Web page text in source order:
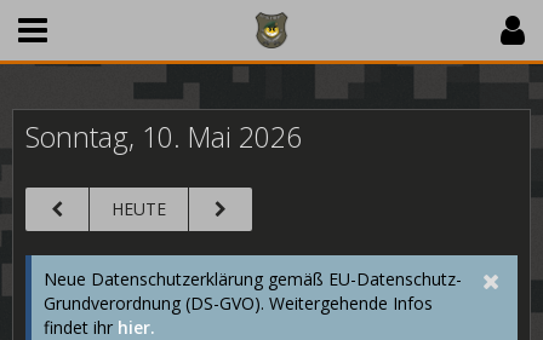
Sonntag, 10. Mai 2026
HEUTE
Neue Datenschutzerklärung gemäß EU-Datenschutz-
Grundverordnung (DS-GVO). Weitergehende Infos
findet ihr hier.